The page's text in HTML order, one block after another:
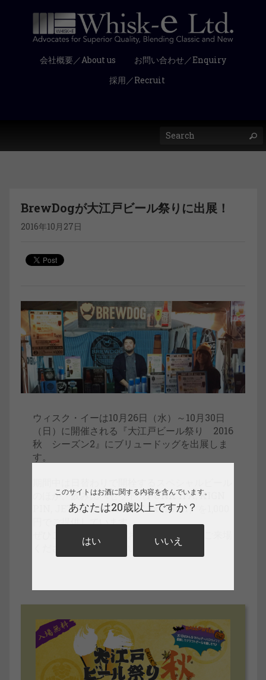
会社概要／About us
お問い合わせ／Enquiry
採用／Recruit
BrewDogが大江戸ビール祭りに出展！
2016年10月27日
ウィスク・イーは10月26日（水）～10月30日
（日）に開催される『大江戸ビール祭り 2016
秋 シーズン2』にブリュードッグを出展しま
す。
のほか、飲み比べセット（PUNK IPA, KIGN
PIN, JET BLACK HEART 3x220ml）を1,000
円でご提供しています。
ぜひご家族、ご友人をお誘いあわせの上ご来場
くださいますようお願いいたします。
このサイトはお酒に関する内容を含んでいます。
あなたは20歳以上ですか？
はい いいえ